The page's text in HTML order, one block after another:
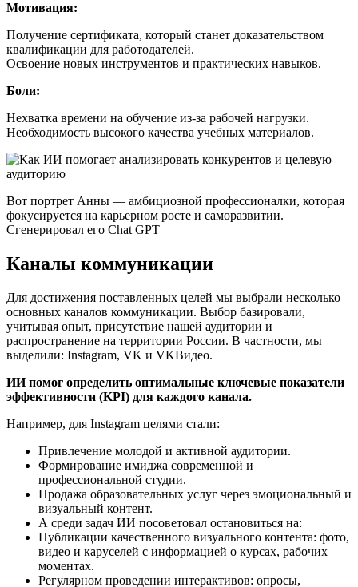
Мотивация:
Получение сертификата, который станет доказательством
квалификации для работодателей.
Освоение новых инструментов и практических навыков.
Боли:
Нехватка времени на обучение из-за рабочей нагрузки.
Необходимость высокого качества учебных материалов.
Вот портрет Анны — амбициозной профессионалки, которая
фокусируется на карьерном росте и саморазвитии.
Сгенерировал его Chat GPT
Каналы коммуникации
Для достижения поставленных целей мы выбрали несколько
основных каналов коммуникации. Выбор базировали,
учитывая опыт, присутствие нашей аудитории и
распространение на территории России. В частности, мы
выделили: Instagram, VK и VKВидео.
ИИ помог определить оптимальные ключевые показатели
эффективности (KPI) для каждого канала.
Например, для Instagram целями стали:
Привлечение молодой и активной аудитории.
Формирование имиджа современной и
профессиональной студии.
Продажа образовательных услуг через эмоциональный и
визуальный контент.
А среди задач ИИ посоветовал остановиться на:
Публикации качественного визуального контента: фото,
видео и каруселей с информацией о курсах, рабочих
моментах.
Регулярном проведении интерактивов: опросы,